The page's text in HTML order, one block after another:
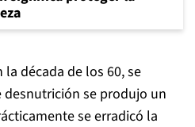
década de los 60, se
se produjo un
se erradicó la